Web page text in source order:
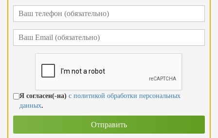
Я согласен(-на) с политикой обработки персональных
данных.